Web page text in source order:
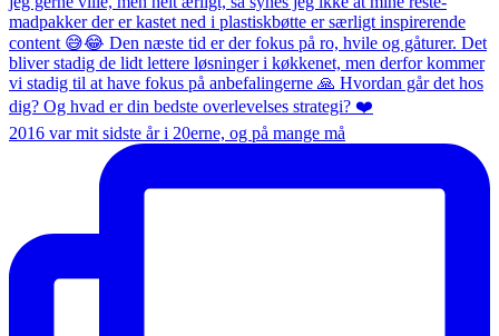
2016 var mit sidste år i 20erne, og på mange må